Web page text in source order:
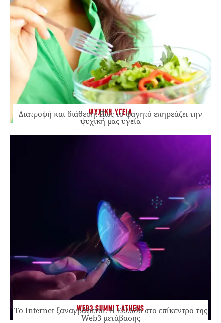
ΨΥΧΙΚΗ ΥΓΕΙΑ
Διατροφή και διάθεση: Πώς το φαγητό επηρεάζει την
ψυχική μας υγεία
WEB3 SUMMIT ATHENS
Το Internet ξαναγράφεται. Η Ελλάδα στο επίκεντρο της
Web3 μετάβασης